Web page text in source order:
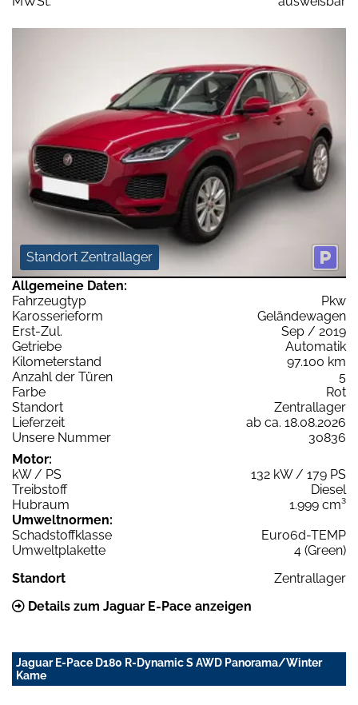
Standort Zentrallager
Allgemeine Daten:
Fahrzeugtyp
Pkw
Karosserieform
Geländewagen
Erst-Zul.
Sep / 2019
Getriebe
Automatik
Kilometerstand
97.100 km
Anzahl der Türen
5
Farbe
Rot
Standort
Zentrallager
Lieferzeit
ab ca. 18.08.2026
Unsere Nummer
30836
Motor:
kW / PS
132 kW / 179 PS
Treibstoff
Diesel
Hubraum
1.999 cm³
Umweltnormen:
Schadstoffklasse
Euro6d-TEMP
Umweltplakette
4 (Green)
Standort
Zentrallager
Details zum Jaguar E-Pace anzeigen
Jaguar E-Pace D180 R-Dynamic S AWD Panorama/Winter
Kame